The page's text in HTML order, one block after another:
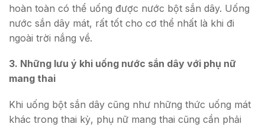
hoàn toàn có thể uống được nước bột sắn dây. Uống
nước sắn dây mát, rất tốt cho cơ thể nhất là khi đi
ngoài trời nắng về.
3. Những lưu ý khi uống nước sắn dây với phụ nữ
mang thai
Khi uống bột sắn dây cũng như những thức uống mát
khác trong thai kỳ, phụ nữ mang thai cũng cần phải